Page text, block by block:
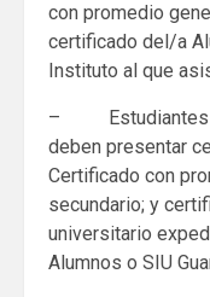
con promedio
certificado del/a
Instituto al que
– Estudiantes
deben presentar
Certificado con
secundario; y
universitario
Alumnos o SIU